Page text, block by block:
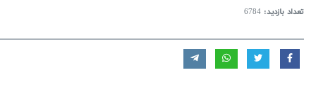
تعداد بازدید: 6784